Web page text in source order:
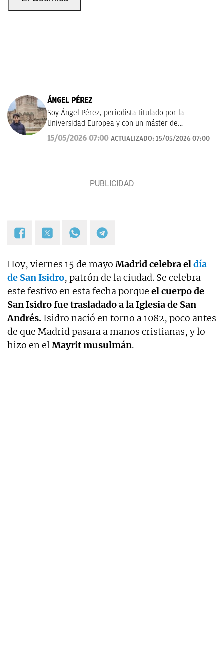
ÁNGEL PÉREZ
Soy Ángel Pérez, periodista titulado por la
Universidad Europea y con un máster de
Periodismo Deportivo en la Universidad Villanueva.
15/05/2026 07:00 ACTUALIZADO: 15/05/2026 07:00
Hoy, viernes 15 de mayo Madridcelebra eldía
de San Isidro, patrón de la ciudad. Se celebra
este festivo en esta fecha porque el cuerpo de
San Isidro fue trasladado a la Iglesia de San
Andrés. Isidro nació en torno a 1082, poco antes
de que Madrid pasara a manos cristianas, y lo
hizo en elMayrit musulmán.